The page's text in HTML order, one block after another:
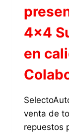
4×4
en
venta de
repuestos